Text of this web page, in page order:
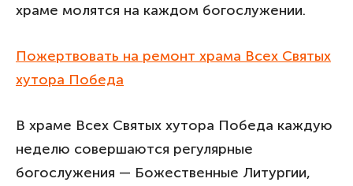
храме молятся на каждом богослужении.
Пожертвовать на ремонт храма Всех Святых
хутора Победа
В храме Всех Святых хутора Победа каждую
неделю совершаются регулярные
богослужения — Божественные Литургии,